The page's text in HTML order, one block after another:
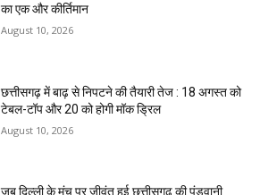
का एक और कीर्तिमान
August 10, 2026
छत्तीसगढ़ में बाढ़ से निपटने की तैयारी तेज : 18 अगस्त को
टेबल-टॉप और 20 को होगी मॉक ड्रिल
August 10, 2026
जब दिल्ली के मंच पर जीवंत हुई छत्तीसगढ़ की पंडवानी